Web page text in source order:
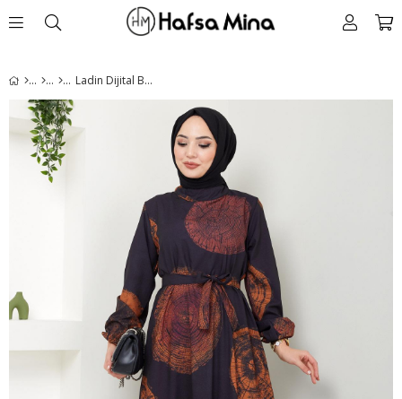
Ladin Dijital Baskılı Elbise Turuncu HM2440